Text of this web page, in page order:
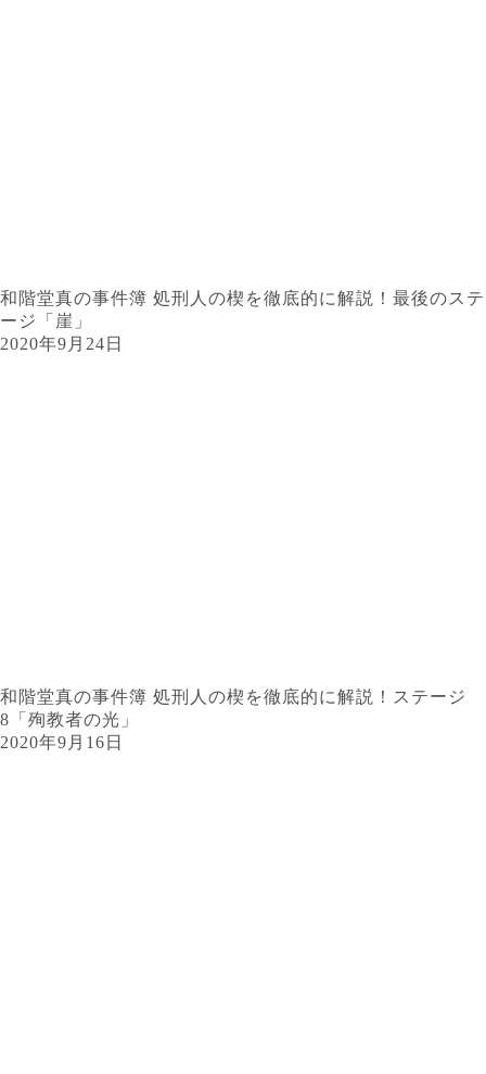
和階堂真の事件簿 処刑人の楔を徹底的に解説！最後のステ
ージ「崖」
2020年9月24日
和階堂真の事件簿 処刑人の楔を徹底的に解説！ステージ
8「殉教者の光」
2020年9月16日